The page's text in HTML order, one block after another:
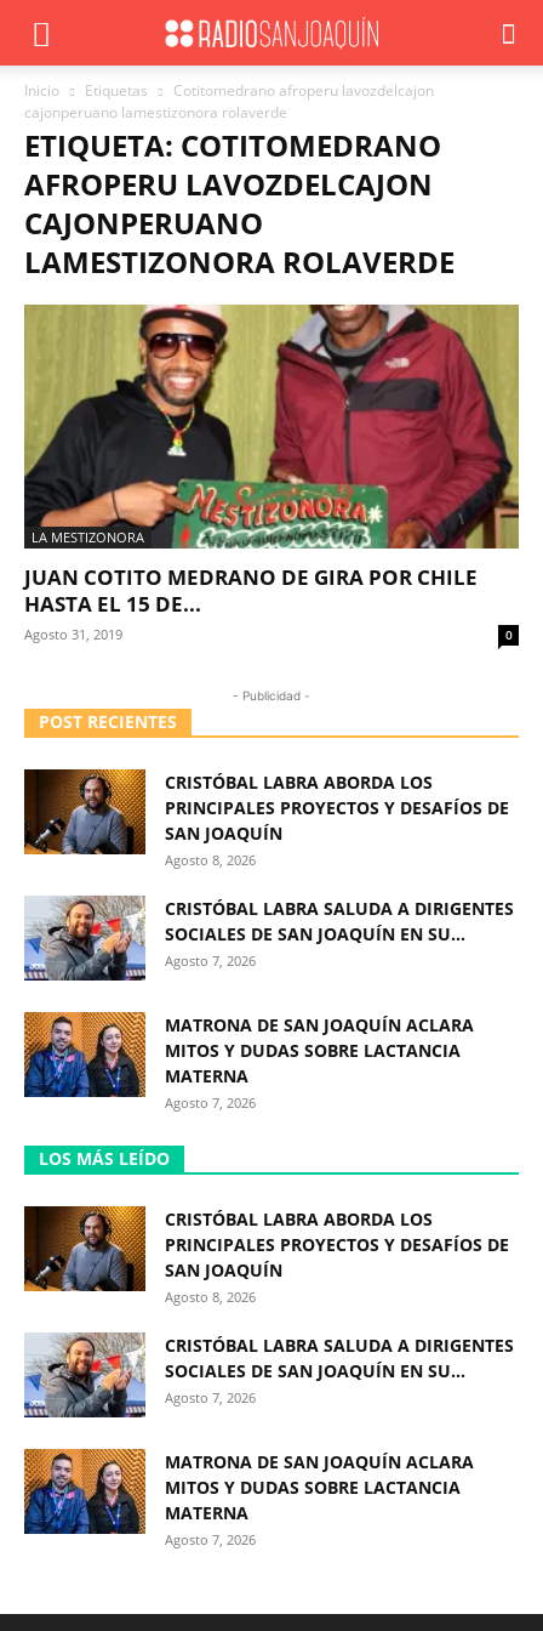
Inicio Etiquetas
Cotitomedrano afroperu lavozdelcajon
cajonperuano lamestizonora rolaverde
ETIQUETA: COTITOMEDRANO
AFROPERU LAVOZDELCAJON
CAJONPERUANO
LAMESTIZONORA ROLAVERDE
LA MESTIZONORA
JUAN COTITO MEDRANO DE GIRA POR CHILE
HASTA EL 15 DE...
Agosto 31, 2019 0
- Publicidad -
POST RECIENTES
CRISTÓBAL LABRA ABORDA LOS
PRINCIPALES PROYECTOS Y DESAFÍOS DE
SAN JOAQUÍN
Agosto 8, 2026
CRISTÓBAL LABRA SALUDA A DIRIGENTES
SOCIALES DE SAN JOAQUÍN EN SU...
Agosto 7, 2026
MATRONA DE SAN JOAQUÍN ACLARA
MITOS Y DUDAS SOBRE LACTANCIA
MATERNA
Agosto 7, 2026
LOS MÁS LEÍDO
CRISTÓBAL LABRA ABORDA LOS
PRINCIPALES PROYECTOS Y DESAFÍOS DE
SAN JOAQUÍN
Agosto 8, 2026
CRISTÓBAL LABRA SALUDA A DIRIGENTES
SOCIALES DE SAN JOAQUÍN EN SU...
Agosto 7, 2026
MATRONA DE SAN JOAQUÍN ACLARA
MITOS Y DUDAS SOBRE LACTANCIA
MATERNA
Agosto 7, 2026